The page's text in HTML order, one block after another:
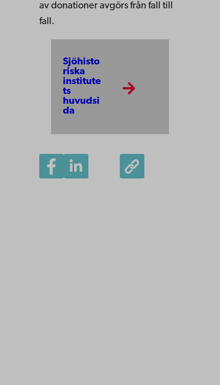
av donationer avgörs från fall till
fall.
Sjöhisto
riska
institute
ts
huvudsi
da